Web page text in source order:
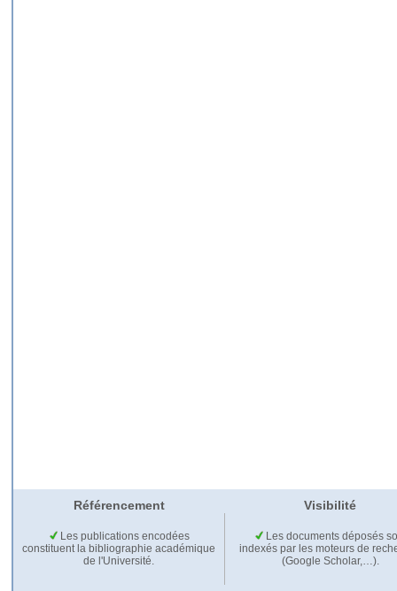
Référencement Visibilité
Les publications encodées
constituent la bibliographie académique
de l'Université.
Les documents déposés
indexés par les moteurs de
(Google Scholar,…).